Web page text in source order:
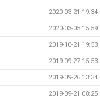
2020-03-21 19:34
2020-03-05 15:59
2019-10-21 19:53
2019-09-27 15:53
2019-09-26 13:34
2019-09-21 08:25